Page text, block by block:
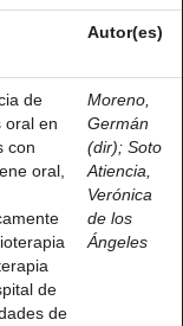
Autor(es)
de
oral en
con
oral,
de
de
Moreno,
Germán
(dir); Soto
Atiencia,
Verónica
de los
Ángeles